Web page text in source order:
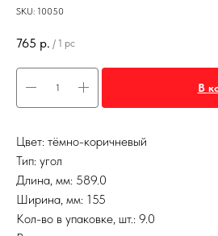
SKU: 10050
765 р. / 1 pc
В
Цвет: тёмно-коричневый
Тип: угол
Длина, мм: 589.0
Ширина, мм: 155
Кол-во в упаковке, шт.: 9.0